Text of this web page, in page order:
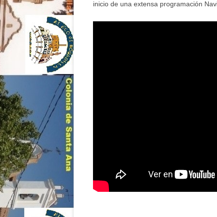
inicio de una extensa programación